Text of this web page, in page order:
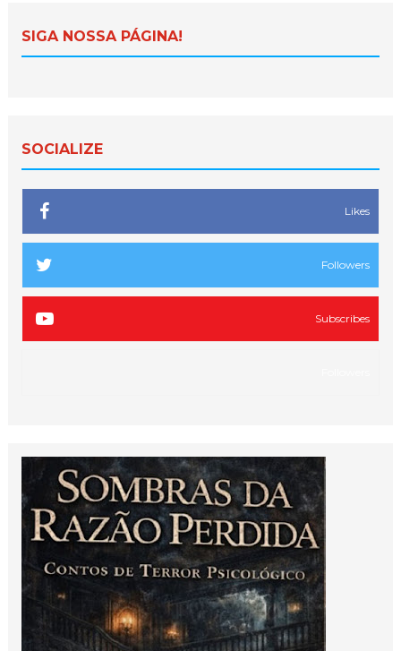
SIGA NOSSA PÁGINA!
SOCIALIZE
Likes
Followers
Subscribes